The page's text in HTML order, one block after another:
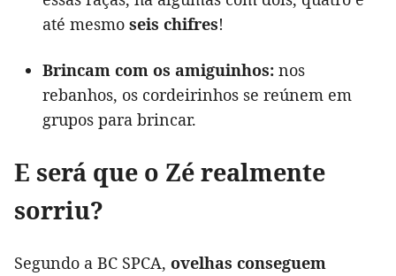
até mesmo seis chifres!
Brincam com os amiguinhos: nos
rebanhos, os cordeirinhos se reúnem em
grupos para brincar.
E será que o Zé realmente
sorriu?
Segundo a BC SPCA, ovelhas conseguem